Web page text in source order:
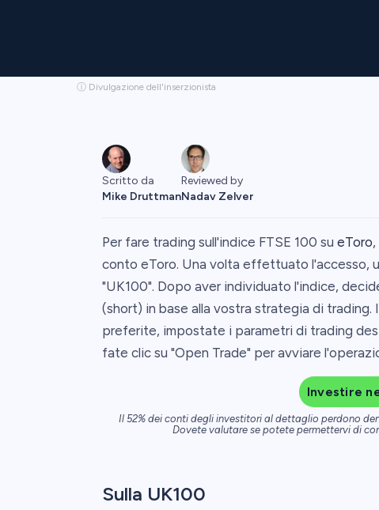
ⓘ Divulgazione dell'inserzionista
Scritto da
Mike Druttman
Reviewed by
Nadav Zelver
Per fare trading sull'indice FTSE 100 su eToro
conto eToro. Una volta effettuato l'accesso,
"UK100". Dopo aver individuato l'indice,
(short) in base alla vostra strategia di
preferite, impostate i parametri di trading
fate clic su "Open Trade" per avviare
Investire
Il 52% dei conti degli investitori al dettaglio perdono
Dovete valutare se potete permettervi di
Sulla UK100